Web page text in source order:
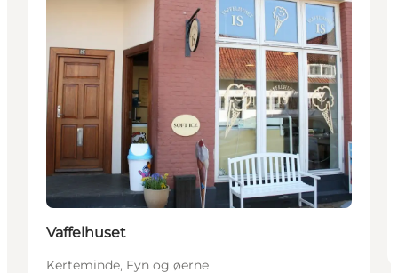
Vaffelhuset
Kerteminde, Fyn og øerne